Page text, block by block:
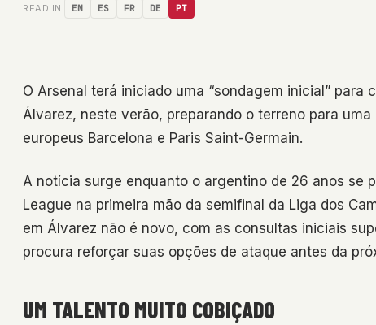
READ IN: EN ES FR DE PT
O Arsenal terá iniciado uma “sondagem inicial”
Álvarez, neste verão, preparando o terreno para
europeus Barcelona e Paris Saint-Germain.
A notícia surge enquanto o argentino de 26 anos se
League na primeira mão da semifinal da Liga dos
em Álvarez não é novo, com as consultas iniciais
procura reforçar suas opções de ataque antes da
UM TALENTO MUITO COBIÇADO